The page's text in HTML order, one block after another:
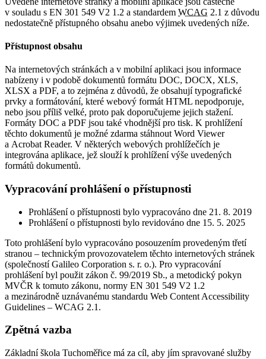
v souladu s EN 301 549 V2 1.2 a standardem WCAG 2.1 z důvodu
nedostatečně přístupného obsahu anebo výjimek uvedených níže.
Přístupnost obsahu
Na internetových stránkách a v mobilní aplikaci jsou informace
nabízeny i v podobě dokumentů formátu DOC, DOCX, XLS,
XLSX a PDF, a to zejména z důvodů, že obsahují typografické
prvky a formátování, které webový formát HTML nepodporuje,
nebo jsou příliš velké, proto pak doporučujeme jejich stažení.
Formáty DOC a PDF jsou také vhodnější pro tisk. K prohlížení
těchto dokumentů je možné zdarma stáhnout Word Viewer
a Acrobat Reader. V některých webových prohlížečích je
integrována aplikace, jež slouží k prohlížení výše uvedených
formátů dokumentů.
Vypracování prohlášení o přístupnosti
Prohlášení o přístupnosti bylo vypracováno dne 21. 8. 2019
Prohlášení o přístupnosti bylo revidováno dne 15. 5. 2025
Toto prohlášení bylo vypracováno posouzením provedeným třetí
stranou – technickým provozovatelem těchto internetových stránek
(společností Galileo Corporation s. r. o.). Pro vypracování
prohlášení byl použit zákon č. 99/2019 Sb., a metodický pokyn
MVČR k tomuto zákonu, normy EN 301 549 V2 1.2
a mezinárodně uznávanému standardu Web Content Accessibility
Guidelines – WCAG 2.1.
Zpětná vazba
Základní škola Tuchoměřice má za cíl, aby jím spravované služby